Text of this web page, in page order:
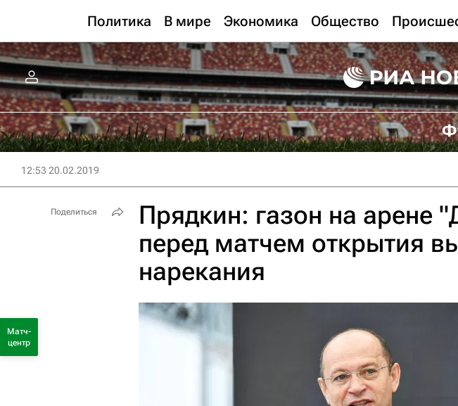
Политика В мире Экономика Общество
12:53 20.02.2019
Прядкин: газон на арене
перед матчем открытия
нарекания
Поделиться
Матч-
центр